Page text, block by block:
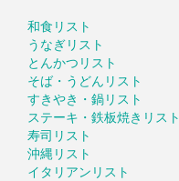
和食リスト
うなぎリスト
とんかつリスト
そば・うどんリスト
すきやき・鍋リスト
ステーキ・鉄板焼きリスト
寿司リスト
沖縄リスト
イタリアンリスト